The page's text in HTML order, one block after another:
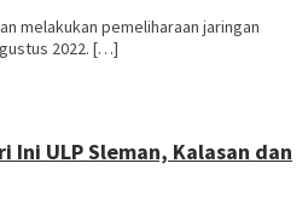
melakukan pemeliharaan jaringan
2022. […]
Ini ULP Sleman, Kalasan dan